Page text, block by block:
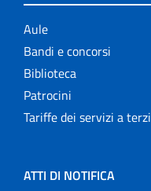
Aule
Bandi e concorsi
Biblioteca
Patrocini
Tariffe dei servizi a terzi
ATTI DI NOTIFICA